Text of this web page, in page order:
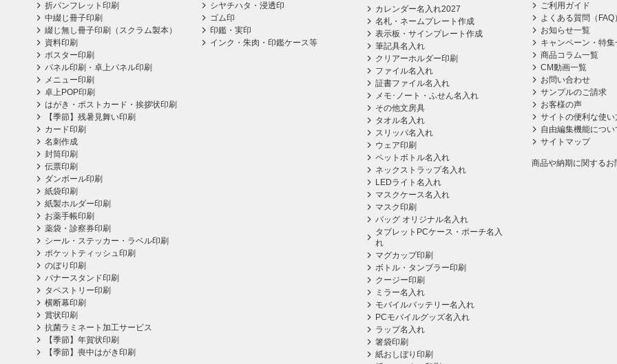
折パンフレット印刷
中綴じ冊子印刷
綴じ無し冊子印刷（スクラム製本）
資料印刷
ポスター印刷
パネル印刷・卓上パネル印刷
メニュー印刷
卓上POP印刷
はがき・ポストカード・挨拶状印刷
【季節】残暑見舞い印刷
カード印刷
名刺作成
封筒印刷
伝票印刷
ダンボール印刷
紙袋印刷
紙製ホルダー印刷
お薬手帳印刷
薬袋・診察券印刷
シール・ステッカー・ラベル印刷
ポケットティッシュ印刷
のぼり印刷
バナースタンド印刷
タペストリー印刷
横断幕印刷
賞状印刷
抗菌ラミネート加工サービス
【季節】年賀状印刷
【季節】喪中はがき印刷
シヤチハタ・浸透印
ゴム印
印鑑・実印
インク・朱肉・印鑑ケース等
カレンダー名入れ2027
名札・ネームプレート作成
表示板・サインプレート作成
筆記具名入れ
クリアーホルダー印刷
ファイル名入れ
証書ファイル名入れ
メモ･ノート・ふせん名入れ
その他文房具
タオル名入れ
スリッパ名入れ
ウェア印刷
ペットボトル名入れ
ネックストラップ名入れ
LEDライト名入れ
マスクケース名入れ
マスク印刷
バッグ オリジナル名入れ
タブレットPCケース・ポーチ名入
れ
マグカップ印刷
ボトル・タンブラー印刷
クージー印刷
ミラー名入れ
モバイルバッテリー名入れ
PCモバイルグッズ名入れ
ラップ名入れ
箸袋印刷
紙おしぼり印刷
ご利用ガイド
よくある質問（FAQ
お知らせ一覧
キャンペーン・特集
商品コラム一覧
CM動画一覧
お問い合わせ
サンプルのご請求
お客様の声
サイトの便利な使い
自由編集機能につい
サイトマップ
商品や納期に関する